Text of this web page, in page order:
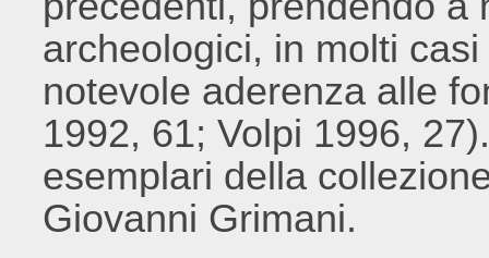
archeologici, in molti
notevole aderenza alle
1992, 61; Volpi 1996,
esemplari della
Giovanni Grimani.